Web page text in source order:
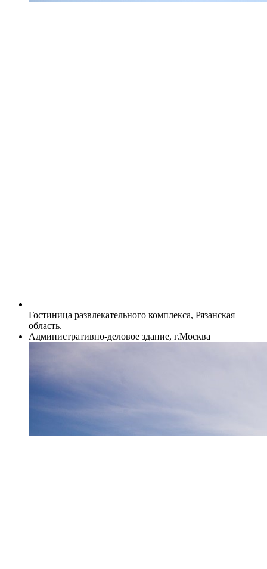
Гостиница развлекательного комплекса, Рязанская
область.
Административно-деловое здание, г.Москва